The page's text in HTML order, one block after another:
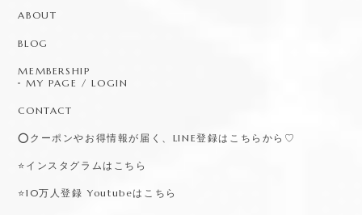
ABOUT
BLOG
MEMBERSHIP
MY PAGE / LOGIN
CONTACT
⭕️クーポンやお得情報が届く、LINE登録はこちらから♡
⭐️インスタグラムはこちら
⭐️10万人登録 Youtubeはこちら